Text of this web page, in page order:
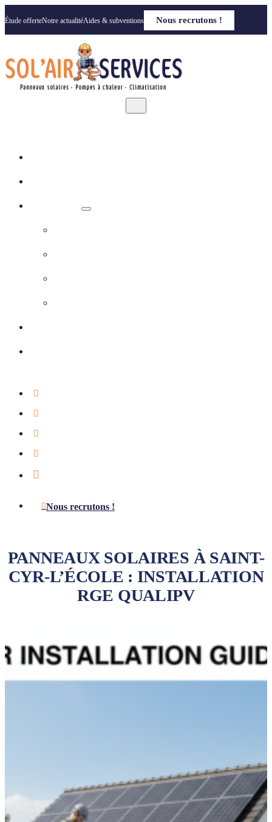
Étude offerteNotre actualitéAides & subventions Nous recrutons !
Nous recrutons !
PANNEAUX SOLAIRES À SAINT-
CYR-L’ÉCOLE : INSTALLATION
RGE QUALIPV